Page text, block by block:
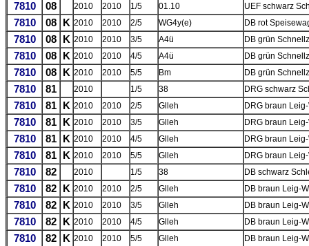
7810 08 2010 2010 1/5 01.10 UEF schwarz
7810 08 K 2010 2010 2/5 WG4y(e) DB rot
7810 08 K 2010 2010 3/5 A4ü DB grün
7810 08 K 2010 2010 4/5 A4ü DB grün
7810 08 K 2010 2010 5/5 Bm DB grün
7810 81 2010 1/5 38 DRG schwarz
7810 81 K 2010 2010 2/5 Glleh DRG braun
7810 81 K 2010 2010 3/5 Glleh DRG braun
7810 81 K 2010 2010 4/5 Glleh DRG braun
7810 81 K 2010 2010 5/5 Glleh DRG braun
7810 82 2010 1/5 38 DB schwarz
7810 82 K 2010 2010 2/5 Glleh DB braun Leig-
7810 82 K 2010 2010 3/5 Glleh DB braun Leig-
7810 82 K 2010 2010 4/5 Glleh DB braun Leig-
7810 82 K 2010 2010 5/5 Glleh DB braun Leig-